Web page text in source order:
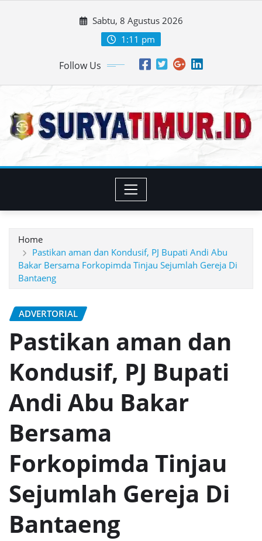
Sabtu, 8 Agustus 2026
1:11 pm
Follow Us
Home
Pastikan aman dan Kondusif, PJ Bupati Andi Abu
Bakar Bersama Forkopimda Tinjau Sejumlah Gereja Di
Bantaeng
ADVERTORIAL
Pastikan aman dan
Kondusif, PJ Bupati
Andi Abu Bakar
Bersama
Forkopimda Tinjau
Sejumlah Gereja Di
Bantaeng